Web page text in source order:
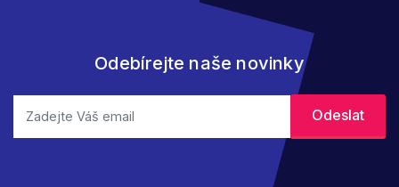
Odebírejte naše novinky